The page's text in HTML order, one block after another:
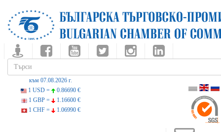
към 07.08.2026 г.
1 USD =
0.86690 €
1 GBP =
1.16600 €
1 CHF =
1.06990 €